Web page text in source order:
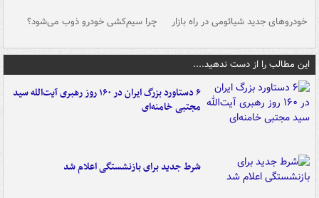
خودروهای جدید شیائومی در راه بازار چرا سیم‌کشی خودرو ذوب می‌شود؟
این مطالب را از دست ندهید....
۶ دستاورد بزرگ ایران در ۱۶۰ روز رهبری آیت‌الله سید
مجتبی خامنه‌ای
شرط جدید برای بازنشستگی اعلام شد